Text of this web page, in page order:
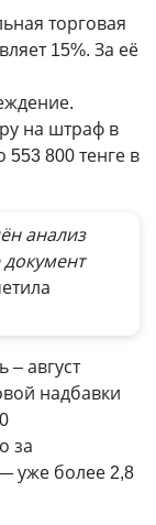
торговая
15%. За её
на штраф в
800 тенге в
анализ
документ
август
надбавки
за
уже более 2,8